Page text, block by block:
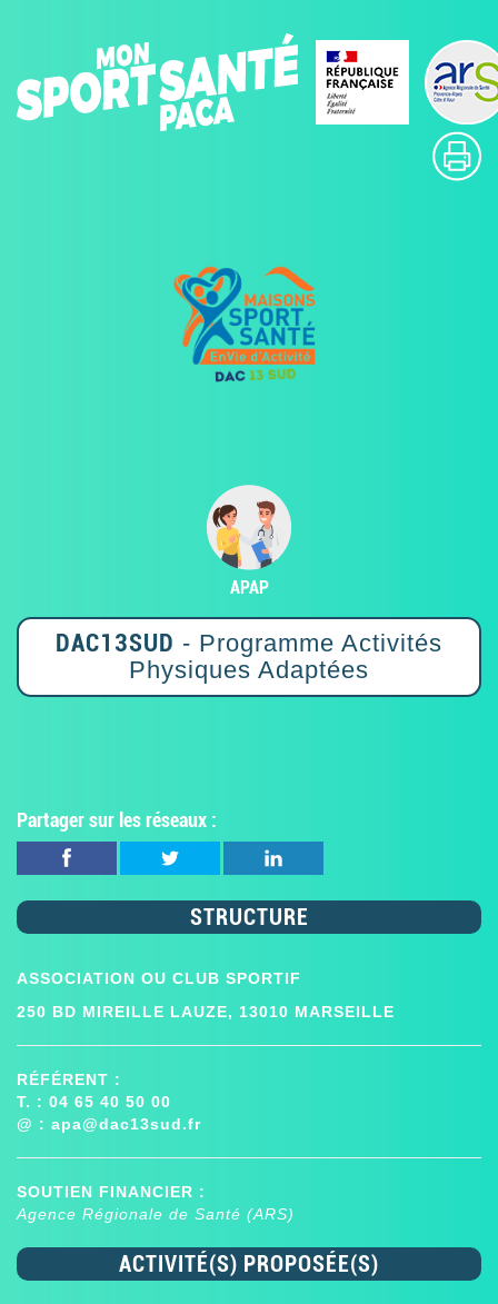
APAP
DAC13SUD - Programme Activités
Physiques Adaptées
Partager sur les réseaux :
STRUCTURE
ASSOCIATION OU CLUB SPORTIF
250 BD MIREILLE LAUZE, 13010 MARSEILLE
RÉFÉRENT :
T. : 04 65 40 50 00
@ : apa@dac13sud.fr
SOUTIEN FINANCIER :
Agence Régionale de Santé (ARS)
ACTIVITÉ(S) PROPOSÉE(S)